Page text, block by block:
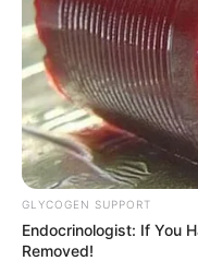
GLYCOGEN SUPPORT
Endocrinologist: If You
Removed!